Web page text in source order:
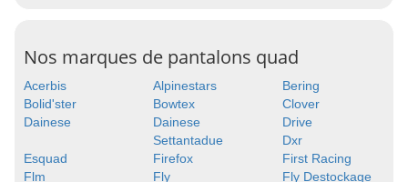
Nos marques de pantalons quad
Acerbis Alpinestars
Bering
Bolid'ster
Bowtex
Clover
Dainese
Dainese
Settantadue
Drive
Dxr
Esquad
Firefox
First Racing
Flm
Fly
Fly Destockage